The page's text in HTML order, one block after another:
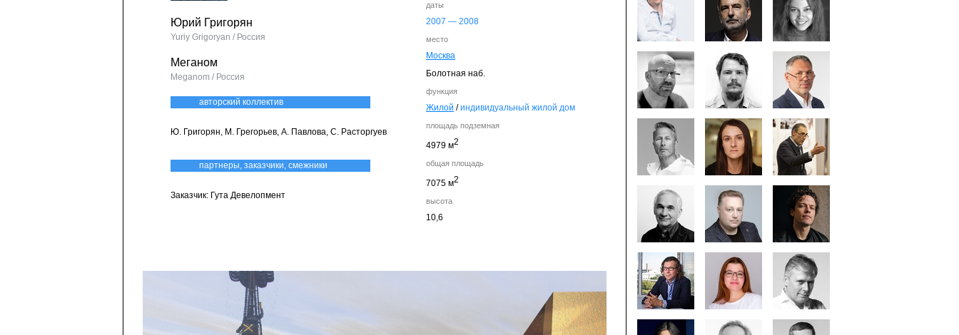
даты
2007 — 2008
место
Москва
Болотная наб.
функция
Жилой /индивидуальный жилой дом
площадь подземная
4979 м2
общая площадь
7075 м2
высота
10,6
Юрий Григорян
Yuriy Grigoryan / Россия
Меганом
Meganom / Россия
авторский коллектив
Ю. Григорян, М. Грегорьев, А. Павлова, С. Расторгуев
партнеры, заказчики, смежники
Заказчик: Гута Девелопмент